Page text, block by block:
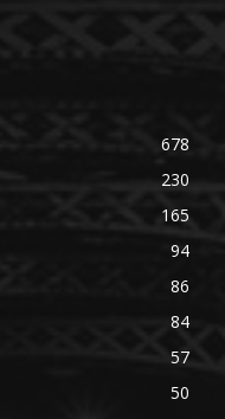
678
230
165
94
86
84
57
50